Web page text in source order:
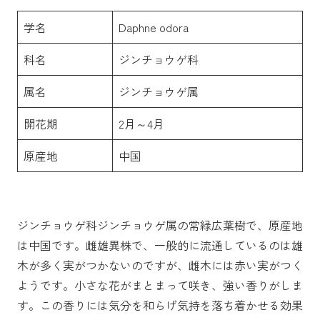
学名
Daphne odora
科名
ジンチョウゲ科
属名
ジンチョウゲ属
開花期
2月～4月
原産地
中国
ジンチョウゲ科ジンチョウゲ属の常緑広葉樹で、原産地
は中国です。雌雄異株で、一般的に流通しているのは雄
木が多く実がつかないのですが、雌木には赤い実がつく
ようです。小さな花がまとまって咲き、強い香りがしま
す。この香りには気分を和らげ気持を落ち着かせる効果